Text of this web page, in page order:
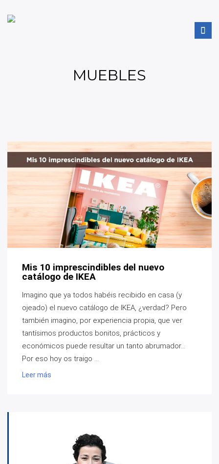
MUEBLES
Mis 10 imprescindibles del nuevo
catálogo de IKEA
Imagino que ya todos habéis recibido en casa (y
ojeado) el nuevo catálogo de IKEA, ¿verdad? Pero
también imagino, por experiencia propia, que ver
tantísimos productos bonitos, prácticos y
económicos puede resultar un tanto abrumador...
Por eso hoy os traigo ...
Leer más